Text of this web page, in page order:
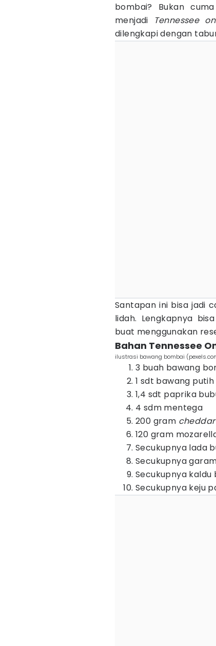
bombai? Bukan cuma
menjadi
Tennessee
dilengkapi dengan
Santapan ini bisa jadi
lidah. Lengkapnya
buat menggunakan
Bahan Tennessee
ilustrasi bawang bombai
3 buah bawang
1 sdt bawang
1,4 sdt paprika
4 sdm mentega
200 gram
120 gram
Secukupnya lada
Secukupnya
Secukupnya kaldu
Secukupnya keju